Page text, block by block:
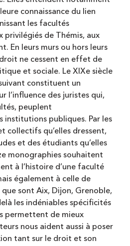
connaissance du lien
les facultés
privilégiés de Thémis, aux
En leurs murs ou hors leurs
ne cessent en effet de
et sociale. Le XIXe siècle
constituent un
l’influence des juristes qui,
peuplent
institutions publiques. Par les
collectifs qu’elles dressent,
et des étudiants qu’elles
monographies souhaitent
à l’histoire d’une faculté
également à celle de
sont Aix, Dijon, Grenoble,
les indéniables spécificités
permettent de mieux
nous aident aussi à poser
tant sur le droit et son